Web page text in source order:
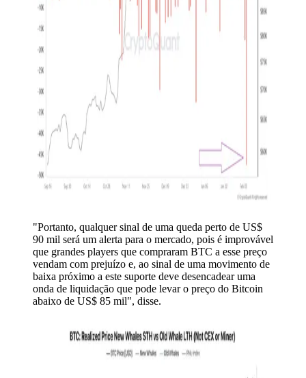
"Portanto, qualquer sinal de uma queda perto de US$
90 mil será um alerta para o mercado, pois é improvável
que grandes players que compraram BTC a esse preço
vendam com prejuízo e, ao sinal de uma movimento de
baixa próximo a este suporte deve desencadear uma
onda de liquidação que pode levar o preço do Bitcoin
abaixo de US$ 85 mil", disse.